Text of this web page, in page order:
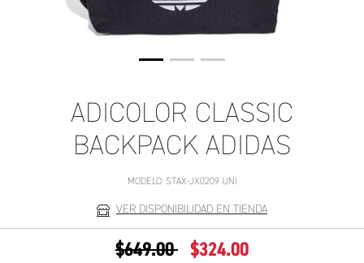
ADICOLOR CLASSIC
BACKPACK ADIDAS
MODELO: STAX-JX0209 UNI
VER DISPONIBILIDAD EN TIENDA
PRECIO REDUCIDO DE
$649.00A $324.00